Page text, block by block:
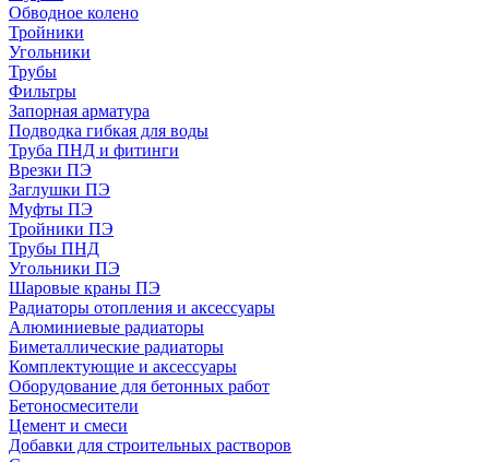
Обводное колено
Тройники
Угольники
Трубы
Фильтры
Запорная арматура
Подводка гибкая для воды
Труба ПНД и фитинги
Врезки ПЭ
Заглушки ПЭ
Муфты ПЭ
Тройники ПЭ
Трубы ПНД
Угольники ПЭ
Шаровые краны ПЭ
Радиаторы отопления и аксессуары
Алюминиевые радиаторы
Биметаллические радиаторы
Комплектующие и аксессуары
Оборудование для бетонных работ
Бетоносмесители
Цемент и смеси
Добавки для строительных растворов